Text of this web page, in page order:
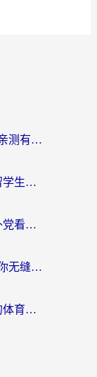
12123在国外能登录吗？海外华人亲测有效的回国加速器选择指南
海外看不了爱奇艺怎么办知乎？留学生亲测有效的回国加速方案
央视影音当前地区版权受限？海外党看国内剧、追电视台的终极解决方案
海外访问国内网站的限制？3步教你无缝解锁国内资源（附实测最优工具）
海外如何看中超？留学生和华人的体育赛事观看终极指南（附欧洲杯奥运会观看技巧）